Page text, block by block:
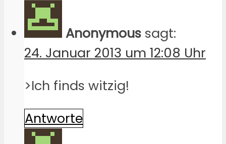
Anonymous sagt:
24. Januar 2013 um 12:08 Uhr
>Ich finds witzig!
Antworte